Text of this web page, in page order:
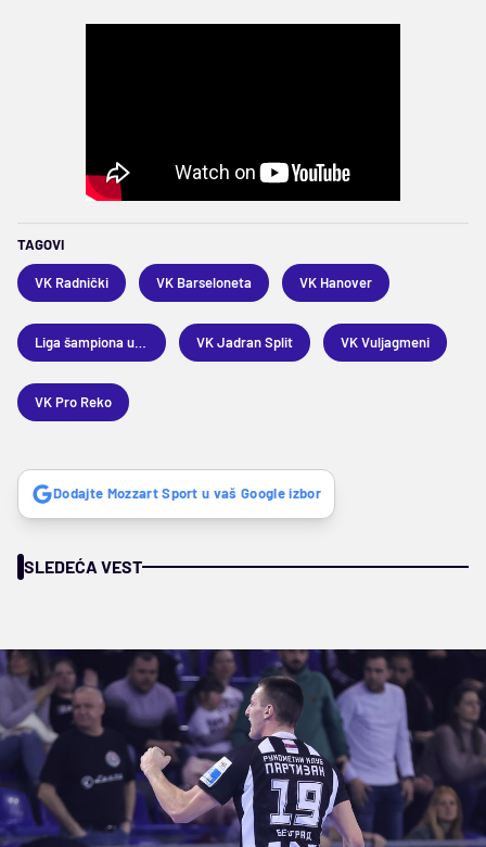
TAGOVI
VK Radnički VK Barseloneta VK Hanover
VK Jadran Split VK Vuljagmeni
VK Pro Reko
Dodajte Mozzart Sport u vaš Google izbor
SLEDEĆA VEST